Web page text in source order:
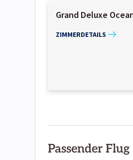
Grand Deluxe
ZIMMERDETAILS
Passender